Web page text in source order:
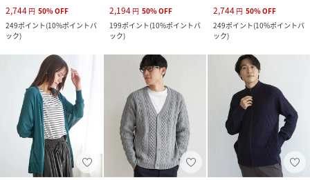
2,744 円 50%OFF
249ポイント(10%ポイントバ
ック)
2,194 円 50%OFF
199ポイント(10%ポイントバ
ック)
2,744 円 50%OFF
249ポイント(10%ポイントバ
ック)